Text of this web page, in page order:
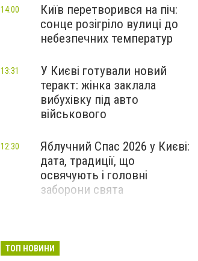
Київ перетворився на піч:
сонце розігріло вулиці до
небезпечних температур
14:00
У Києві готували новий
теракт: жінка заклала
вибухівку під авто
військового
13:31
Яблучний Спас 2026 у Києві:
дата, традиції, що
освячують і головні
заборони свята
12:30
ТОП НОВИНИ